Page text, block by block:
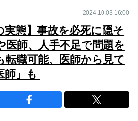
2024.10.03 16:00
実態】事故を必死に隠そ
医師、人手不足で問題を
転職可能、医師から見て
師」も